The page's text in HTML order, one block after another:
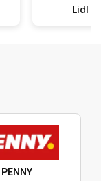
Lidl
PENNY